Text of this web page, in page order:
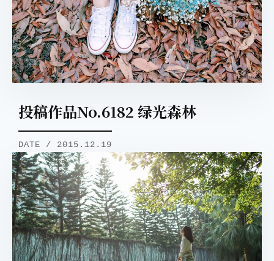
投稿作品No.6182 绿光森林
DATE / 2015.12.19